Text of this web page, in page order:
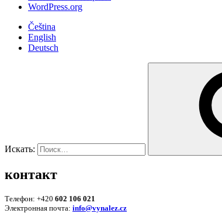
WordPress.org
Čeština
English
Deutsch
Искать:
контакт
Телефон: +420 602 106 021
Электронная почта: info@vynalez.cz